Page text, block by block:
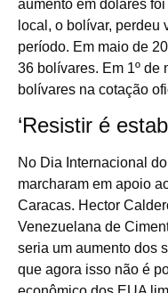
aumento em dólares
local, o bolívar, perdeu
período. Em maio de
36 bolívares. Em 1º de
bolívares na cotação
‘Resistir é
No Dia Internacional
marcharam em apoio
Caracas. Hector
Venezuelana de
seria um aumento dos
que agora isso não é